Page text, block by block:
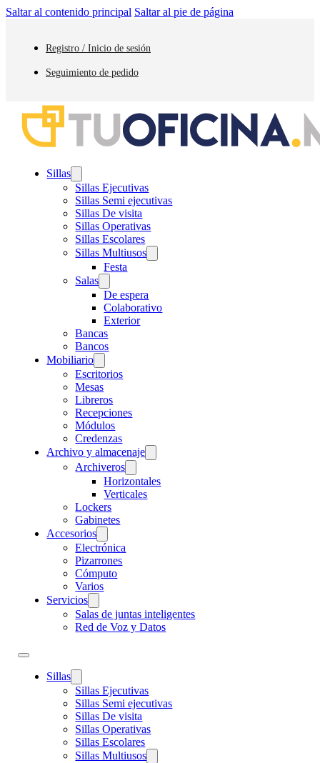
Saltar al contenido principal Saltar al pie de página
Registro / Inicio de sesión
Seguimiento de pedido
Sillas
Sillas Ejecutivas
Sillas Semi ejecutivas
Sillas De visita
Sillas Operativas
Sillas Escolares
Sillas Multiusos
Festa
Salas
De espera
Colaborativo
Exterior
Bancas
Bancos
Mobiliario
Escritorios
Mesas
Libreros
Recepciones
Módulos
Credenzas
Archivo y almacenaje
Archiveros
Horizontales
Verticales
Lockers
Gabinetes
Accesorios
Electrónica
Pizarrones
Cómputo
Varios
Servicios
Salas de juntas inteligentes
Red de Voz y Datos
Sillas
Sillas Ejecutivas
Sillas Semi ejecutivas
Sillas De visita
Sillas Operativas
Sillas Escolares
Sillas Multiusos